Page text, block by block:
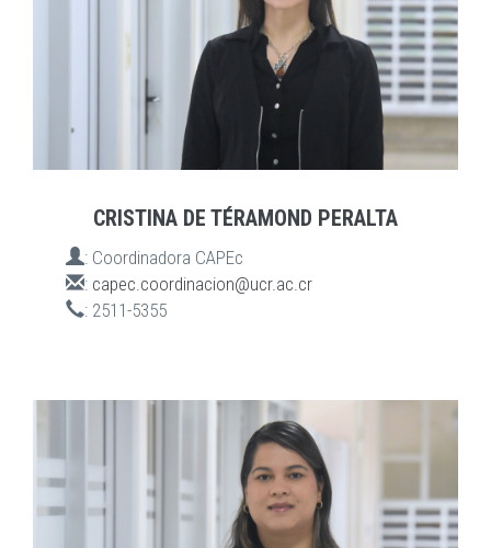
CRISTINA DE TÉRAMOND PERALTA
: Coordinadora CAPEc
: capec.coordinacion@ucr.ac.cr
: 2511-5355